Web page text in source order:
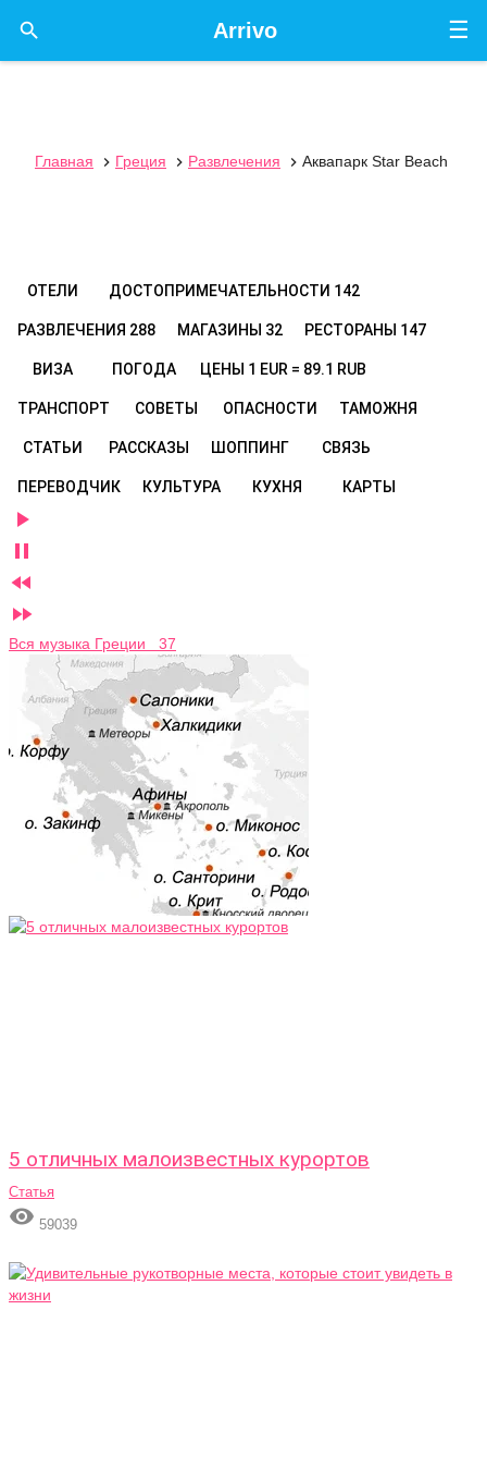
☰
Arrivo

Главная  Греция  Развлечения  Аквапарк Star Beach
ОТЕЛИ ДОСТОПРИМЕЧАТЕЛЬНОСТИ 142
РАЗВЛЕЧЕНИЯ 288 МАГАЗИНЫ 32 РЕСТОРАНЫ 147
ВИЗА ПОГОДА ЦЕНЫ 1 EUR = 89.1 RUB
ТРАНСПОРТ СОВЕТЫ ОПАСНОСТИ ТАМОЖНЯ
СТАТЬИ РАССКАЗЫ ШОППИНГ СВЯЗЬ
ПЕРЕВОДЧИК КУЛЬТУРА КУХНЯ КАРТЫ




Вся музыка Греции 37
5 отличных малоизвестных курортов
Статья
 59039